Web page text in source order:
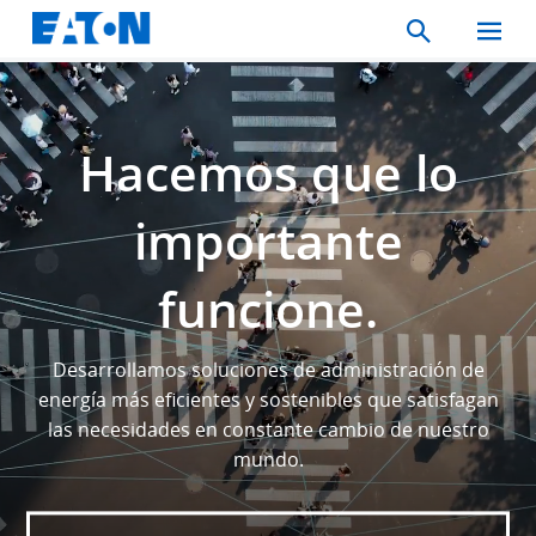
Search
Toggle
Mobile
Menu
Hacemos que lo
importante
funcione.
Desarrollamos soluciones de administración de
energía más eficientes y sostenibles que satisfagan
las necesidades en constante cambio de nuestro
mundo.